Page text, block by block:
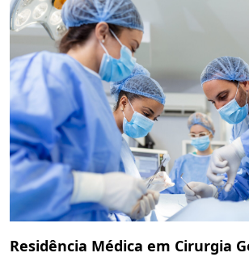
Residência Médica em Cirurgia